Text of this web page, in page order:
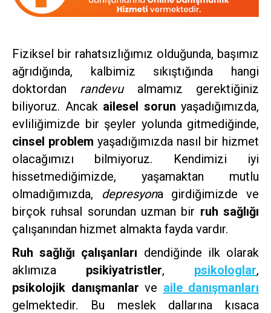
Fiziksel bir rahatsızlığımız olduğunda, başımız
ağrıdığında, kalbimiz sıkıştığında hangi
doktordan randevualmamız gerektiğiniz
biliyoruz. Ancak ailesel sorun yaşadığımızda,
evliliğimizde bir şeyler yolunda gitmediğinde,
cinsel problem yaşadığımızda nasıl bir hizmet
olacağımızı bilmiyoruz. Kendimizi iyi
hissetmediğimizde, yaşamaktan mutlu
olmadığımızda, depresyona girdiğimizde ve
birçok ruhsal sorundan uzman bir ruh sağlığı
çalışanından hizmet almakta fayda vardır.
Ruh sağlığı çalışanları dendiğinde ilk olarak
aklımıza psikiyatristler, psikologlar,
psikolojik danışmanlar ve aile danışmanları
gelmektedir. Bu meslek dallarına kısaca